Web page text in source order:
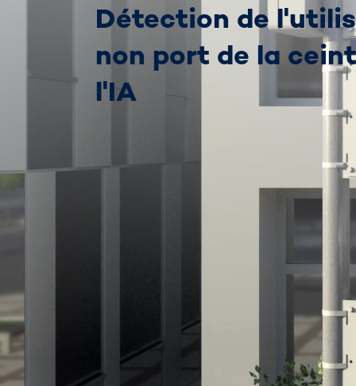
Détection de
non port de la
l'IA